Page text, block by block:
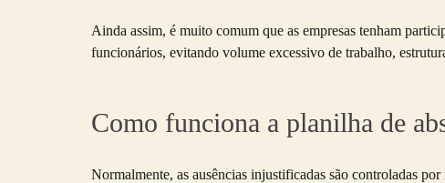
Ainda assim, é muito comum que as empresas tenham
funcionários, evitando volume excessivo de trabalho,
Como funciona a planilha de
Normalmente, as ausências injustificadas são controladas